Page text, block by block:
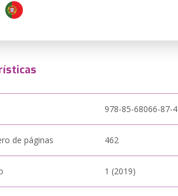
978-85-68066-87-4
de páginas 462
1 (2019)